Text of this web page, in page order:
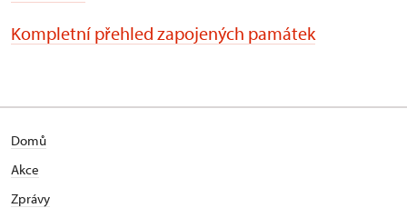
Kompletní přehled zapojených památek
Domů
Akce
Zprávy